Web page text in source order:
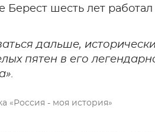
Берест шесть лет
дальше,
пятен в его
«Россия - моя история»